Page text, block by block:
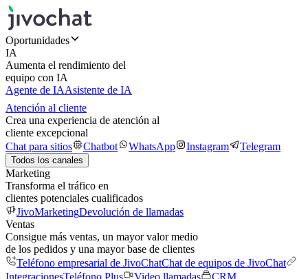
Oportunidades
IA
Aumenta el rendimiento del
equipo con IA
Agente de IAAsistente de IA
Atención al cliente
Crea una experiencia de atención al
cliente excepcional
Chat para sitios
Chatbot WhatsApp Instagram Telegram
Todos los canales
Marketing
Transforma el tráfico en
clientes potenciales cualificados
JivoMarketingDevolución de llamadas
Ventas
Consigue más ventas, un mayor valor medio
de los pedidos y una mayor base de clientes
Teléfono empresarial de JivoChatChat de equipos de JivoChat
IntegracionesTeléfono Plus Video llamadas
CRM